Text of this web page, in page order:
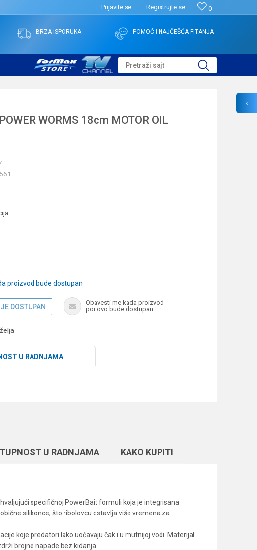
0
Prijavite se Registrujte se
BRZA ISPORUKA POMOĆ I NAJČEŠĆA PITANJA
Pretraži sajt
WORMS 18cm MOTOR OIL
proizvod bude dostupan
DOSTUPAN
Obavesti me kada proizvod
ponovo bude dostupan
U RADNJAMA
U RADNJAMA KAKO KUPITI
specifičnoj PowerBait formuli koja je integrisana
silikonce, što ribolovcu ostavlja više vremena za
koje predatori lako uočavaju čak i u mutnijoj vodi. Materijal
brojne napade bez kidanja.